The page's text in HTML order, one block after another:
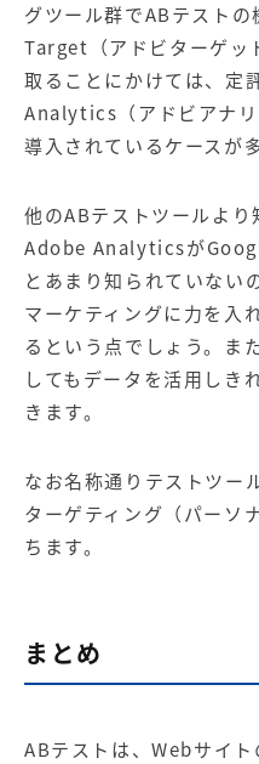
グツール群でABテスト
Target（アドビターゲッ
取ることにかけては、定
Analytics（アドビアナ
導入されているケースが
他のABテストツールより
Adobe Analyticsが
とあまり知られていない
マーケティングに力を入
るという点でしょう。ま
してもデータを活用しき
きます。
なお名称通りテストツー
ターゲティング（パーソ
ちます。
まとめ
ABテストは、Webサイ